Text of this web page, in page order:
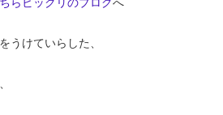
うけていらした、